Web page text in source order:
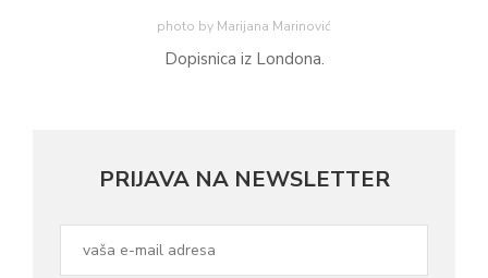
photo by Marijana Marinović
Dopisnica iz Londona.
PRIJAVA NA NEWSLETTER